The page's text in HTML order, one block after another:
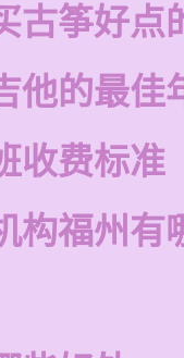
古筝好点
他的最佳
收费标准
构福州有